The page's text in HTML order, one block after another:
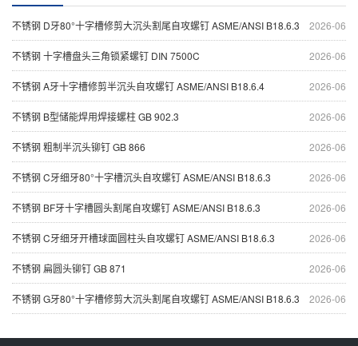
2026-06
不锈钢 D牙80°十字槽修剪大沉头割尾自攻螺钉 ASME/ANSI B18.6.3
2026-06
不锈钢 十字槽盘头三角锁紧螺钉 DIN 7500C
2026-06
不锈钢 A牙十字槽修剪半沉头自攻螺钉 ASME/ANSI B18.6.4
2026-06
不锈钢 B型储能焊用焊接螺柱 GB 902.3
2026-06
不锈钢 粗制半沉头铆钉 GB 866
2026-06
不锈钢 C牙细牙80°十字槽沉头自攻螺钉 ASME/ANSI B18.6.3
2026-06
不锈钢 BF牙十字槽圆头割尾自攻螺钉 ASME/ANSI B18.6.3
2026-06
不锈钢 C牙细牙开槽球面圆柱头自攻螺钉 ASME/ANSI B18.6.3
2026-06
不锈钢 扁圆头铆钉 GB 871
2026-06
不锈钢 G牙80°十字槽修剪大沉头割尾自攻螺钉 ASME/ANSI B18.6.3